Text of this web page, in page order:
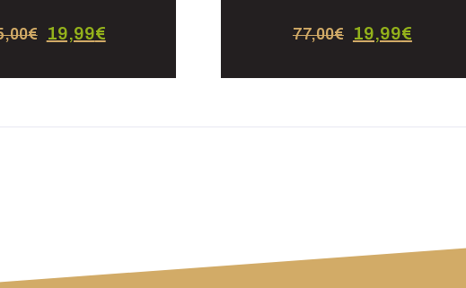
€ 19,99€ 77,00€ 19,99€